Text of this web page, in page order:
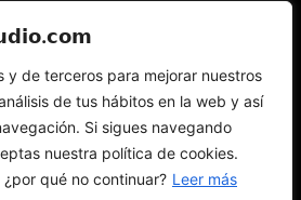
y de terceros para mejorar nuestros
de tus hábitos en la web y así
Si sigues navegando
nuestra política de cookies.
qué no continuar? Leer más
a servicios de